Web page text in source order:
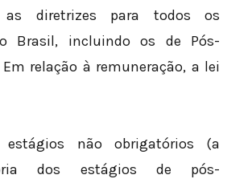
as diretrizes para todos os
Brasil, incluindo os de Pós-
Em relação à remuneração, a lei
estágios não obrigatórios (a
dos estágios de pós-